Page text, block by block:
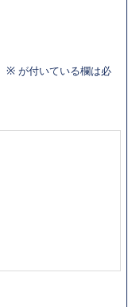
※ が付いている欄は必